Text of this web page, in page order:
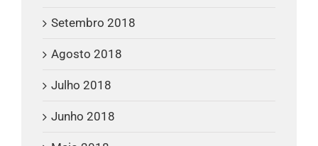
Setembro 2018
Agosto 2018
Julho 2018
Junho 2018